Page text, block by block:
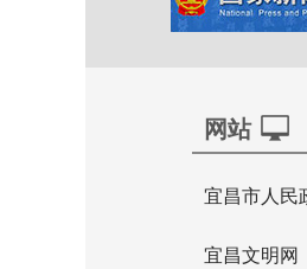
网站
宜昌市人民
宜昌文明网